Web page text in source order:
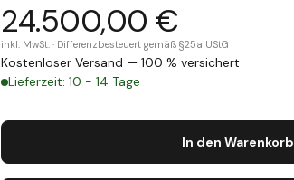
24.500,00 €
inkl. MwSt. · Differenzbesteuert gemäß §25a UStG
Kostenloser Versand — 100 % versichert
Lieferzeit: 10 - 14 Tage
In den Warenkorb